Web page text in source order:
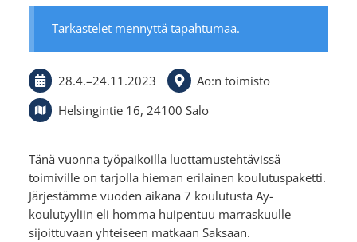
Tarkastelet mennyttä tapahtumaa.
28.4.–24.11.2023
Ao:n toimisto
Helsingintie 16, 24100 Salo
Tänä vuonna työpaikoilla luottamustehtävissä
toimiville on tarjolla hieman erilainen koulutuspaketti.
Järjestämme vuoden aikana 7 koulutusta Ay-
koulutyyliin eli homma huipentuu marraskuulle
sijoittuvaan yhteiseen matkaan Saksaan.